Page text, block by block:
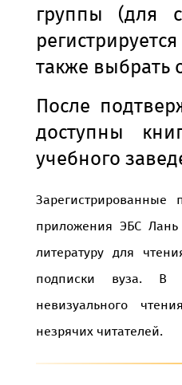
группы (для
также выбрать
После
доступны
учебного
Зарегистрированные
приложения ЭБС Лань
литературу для
подписки вуза. В
невизуального
незрячих читателей.